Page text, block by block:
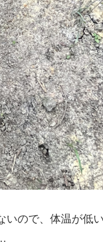
ので、体温が低